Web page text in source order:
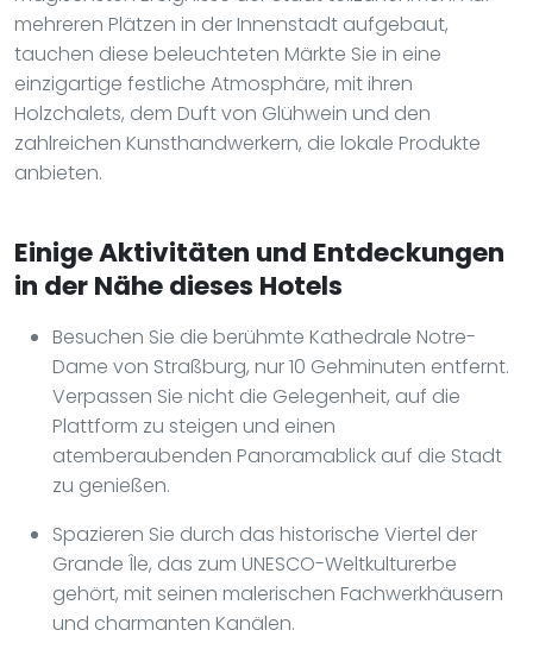
mehreren Plätzen in der Innenstadt aufgebaut,
tauchen diese beleuchteten Märkte Sie in eine
einzigartige festliche Atmosphäre, mit ihren
Holzchalets, dem Duft von Glühwein und den
zahlreichen Kunsthandwerkern, die lokale Produkte
anbieten.
Einige Aktivitäten und Entdeckungen
in der Nähe dieses Hotels
Besuchen Sie die berühmte Kathedrale Notre-
Dame von Straßburg, nur 10 Gehminuten entfernt.
Verpassen Sie nicht die Gelegenheit, auf die
Plattform zu steigen und einen
atemberaubenden Panoramablick auf die Stadt
zu genießen.
Spazieren Sie durch das historische Viertel der
Grande Île, das zum UNESCO-Weltkulturerbe
gehört, mit seinen malerischen Fachwerkhäusern
und charmanten Kanälen.